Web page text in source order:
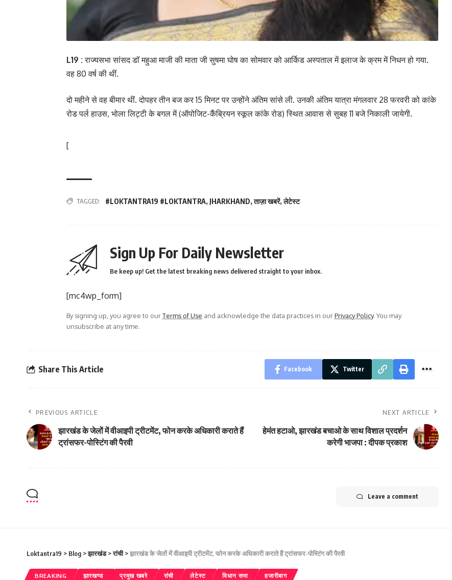
L19 : राज्यसभा सांसद डॉ महुआ माजी की माता जी सुषमा घोष का सोमवार को आर्किड अस्पताल में इलाज के क्रम में निधन हो गया.
वह 80 वर्ष की थीं.
दो महीने से वह बीमार थीं. दोपहर तीन बज कर 15 मिनट पर उन्होंने अंतिम सांसे ली. उनकी अंतिम यात्रा मंगलवार 28 फरवरी को कांके
रोड पर्ल हाउस, भोला लिट्टी के बगल में (ऑपोजिट-कैंब्रियन स्कूल कांके रोड) स्थित आवास से सुबह 11 बजे निकाली जायेगी.
[
TAGGED: #LOKTANTRA19 #LOKTANTRA, JHARKHAND,ताज़ा खबरें,लेटेस्ट
Sign Up For Daily Newsletter
Be keep up! Get the latest breaking news delivered straight to your inbox.
[mc4wp_form]
By signing up, you agree to ourTerms of Use and acknowledge the data practices in ourPrivacy Policy. You may
unsubscribe at any time.
Share This Article Facebook Twitter
PREVIOUS ARTICLE
झारखंड के जेलों में वीआइपी ट्रीटमेंट, फोन करके अधिकारी कराते हैं
ट्रांसफर-पोस्टिंग की पैरवी
NEXT ARTICLE
हेमंत हटाओ, झारखंड बचाओ के साथ विशाल प्रदर्शन
करेगी भाजपा : दीपक प्रकाश
Leave a comment
Loktantra19 > Blog >झारखंड>रांची>झारखंड के जेलों में वीआइपी ट्रीटमेंट, फोन करके अधिकारी कराते हैं ट्रांसफर-पोस्टिंग की पैरवी
BREAKING झारखण्ड प्रमुख खबरे रांची लेटेस्ट विधान सभा हजारीबाग